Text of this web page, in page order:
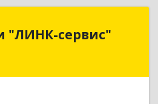
"ЛИНК-сервис"
"ЛИНК-сервис"
обл, Архангельск г,